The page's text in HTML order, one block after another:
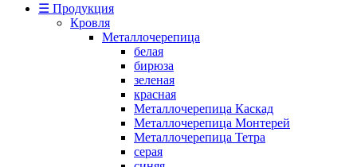
☰ Продукция
Кровля
Металлочерепица
белая
бирюза
зеленая
красная
Металлочерепица Каскад
Металлочерепица Монтерей
Металлочерепица Тетра
серая